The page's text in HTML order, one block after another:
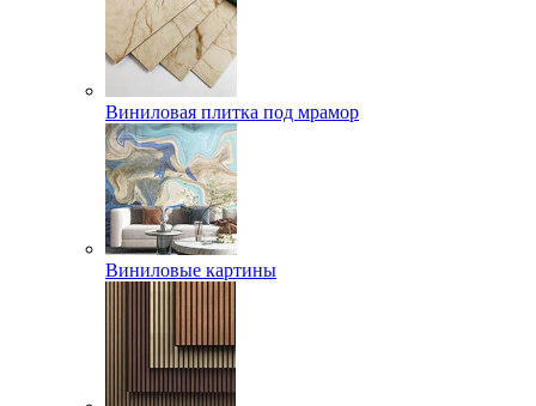
Виниловая плитка под мрамор
Виниловые картины